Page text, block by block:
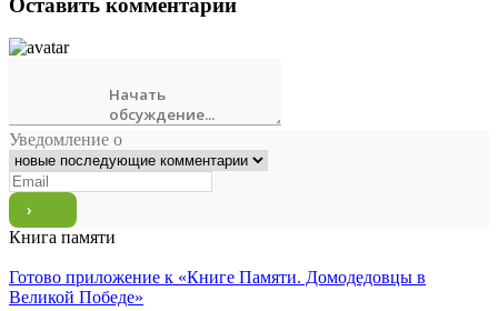
Уведомление о
Книга памяти
Готово приложение к «Книге Памяти. Домодедовцы в
Великой Победе»